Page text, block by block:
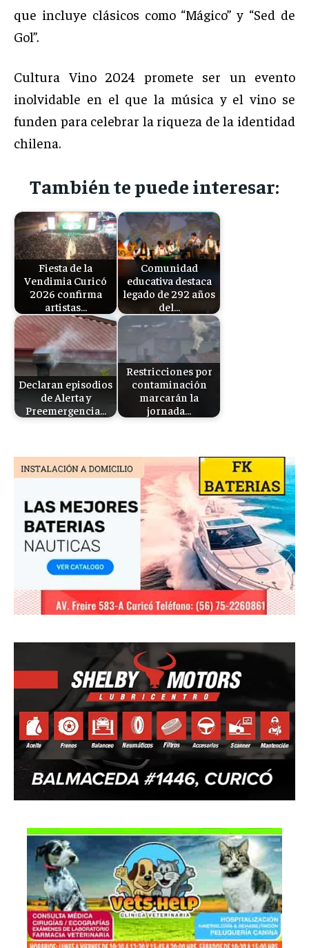
que incluye clásicos como “Mágico” y “Sed de
Gol”.
Cultura Vino 2024 promete ser un evento
inolvidable en el que la música y el vino se
funden para celebrar la riqueza de la identidad
chilena.
También te puede interesar:
Fiesta de la
Vendimia Curicó
2026 confirma
artistas…
Comunidad
educativa destaca
legado de 292 años
del…
Declaran episodios
de Alerta y
Preemergencia…
Restricciones por
contaminación
marcarán la
jornada…